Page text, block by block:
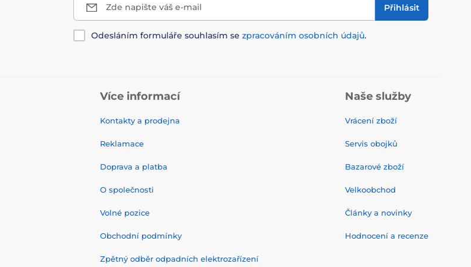
Zde napište váš e-mail Přihlásit
Odesláním formuláře souhlasím se zpracováním osobních údajů.
Více informací
Kontakty a prodejna
Reklamace
Doprava a platba
O společnosti
Volné pozice
Obchodní podmínky
Zpětný odběr odpadních elektrozařízení
Naše služby
Vrácení zboží
Servis obojků
Bazarové zboží
Velkoobchod
Články a novinky
Hodnocení a recenze